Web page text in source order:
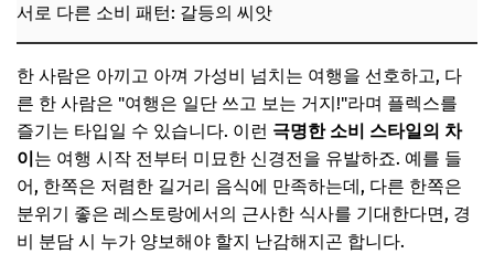
똑똑한 커플을 위한 여행 경비 관리법 총정리
2. 번거로움 ZERO: 공동 계좌 또는 공금 사용
3. 번갈아 결제: 단순하지만 효과적인 방법
경비 관리 방법 비교표
📌 지금 뜨는 꿀정보! 놓치지 마세요
추가할인 코드 WRVE6
서로 다른 소비 패턴: 갈등의 씨앗
한 사람은 아끼고 아껴 가성비 넘치는 여행을 선호하고, 다
른 한 사람은 "여행은 일단 쓰고 보는 거지!"라며 플렉스를
즐기는 타입일 수 있습니다. 이런 극명한 소비 스타일의 차
이는 여행 시작 전부터 미묘한 신경전을 유발하죠. 예를 들
어, 한쪽은 저렴한 길거리 음식에 만족하는데, 다른 한쪽은
분위기 좋은 레스토랑에서의 근사한 식사를 기대한다면, 경
비 분담 시 누가 양보해야 할지 난감해지곤 합니다.